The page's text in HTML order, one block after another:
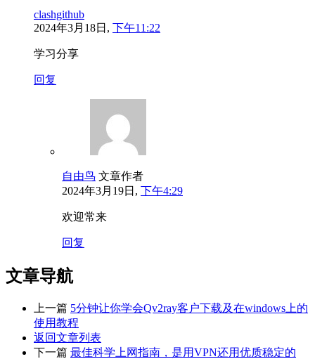
clashgithub
2024年3月18日, 下午11:22
学习分享
回复
自由鸟 文章作者
2024年3月19日, 下午4:29
欢迎常来
回复
文章导航
上一篇 5分钟让你学会Qv2ray客户下载及在windows上的
使用教程
返回文章列表
下一篇 最佳科学上网指南，是用VPN还用优质稳定的